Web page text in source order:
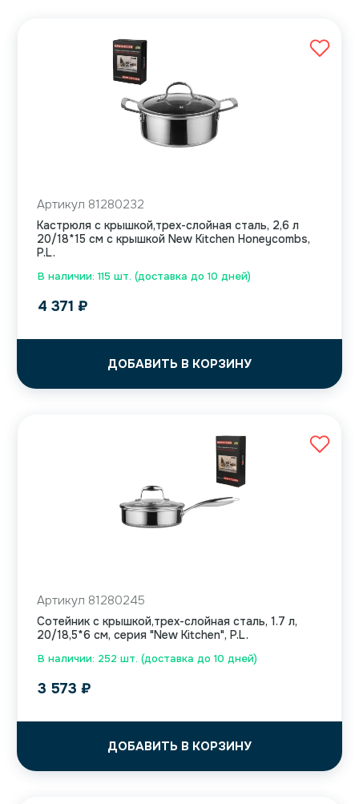
В наличии: 115 шт. (доставка до 10 дней)
Артикул 81280232
Кастрюля с крышкой,трех-слойная сталь, 2,6 л
20/18*15 см с крышкой New Kitchen Honeycombs,
P.L.
4 371 ₽
ДОБАВИТЬ В КОРЗИНУ
В наличии: 252 шт. (доставка до 10 дней)
Артикул 81280245
Сотейник с крышкой,трех-слойная сталь, 1.7 л,
20/18,5*6 см, серия "New Kitchen", P.L.
3 573 ₽
ДОБАВИТЬ В КОРЗИНУ